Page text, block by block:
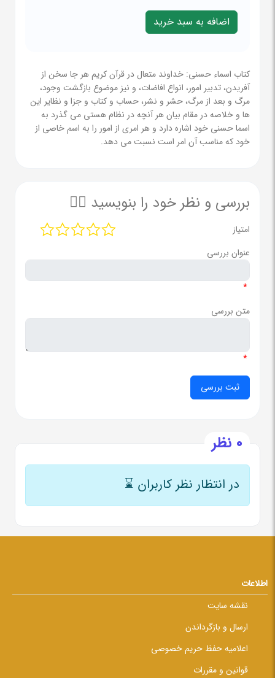
کتاب اسماء حسنی: خداوند متعال در قرآن کریم هر جا سخن از
آفریدن، تدبیر امور، انواع افاضات، و نیز موضوع بازگشت وجود،
مرگ و بعد از مرگ، حشر و نشر، حساب و کتاب و جزا و نظایر این
ها و خلاصه در مقام بیان هر آنچه در نظام هستی می گذرد به
اسما حسنی خود اشاره دارد و هر امری از امور را به اسم خاصی از
خود که مناسب آن امر است نسبت می دهد.
بررسی و نظر خود را بنویسید ✍🏻
امتیاز
عنوان بررسی
*
متن بررسی
*
0 نظر
در انتظار نظر کاربران ⌛
اطلاعات
نقشه سایت
ارسال و بازگرداندن
اعلامیه حفظ حریم خصوصی
قوانین و مقررات